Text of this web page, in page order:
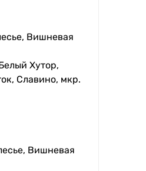
Вишневая
Хутор,
Славино, мкр.
Вишневая